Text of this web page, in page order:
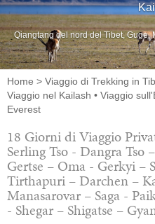
Qiangtang del nord del Tibet, Guge,
Home > Viaggio di Trekking in
Viaggio nel Kailash • Viaggio
Everest
18 Giorni di Viaggio
Serling Tso - Dangra Tso
Gertse – Oma - Gerkyi –
Tirthapuri – Darchen –
Manasarovar – Saga -
- Shegar – Shigatse –